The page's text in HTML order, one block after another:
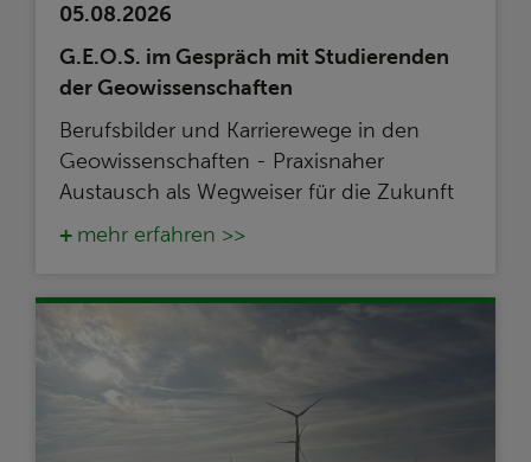
05.08.2026
G.E.O.S. im Gespräch mit Studierenden
der Geowissenschaften
Berufsbilder und Karrierewege in den
Geowissenschaften - Praxisnaher
Austausch als Wegweiser für die Zukunft
mehr erfahren >>